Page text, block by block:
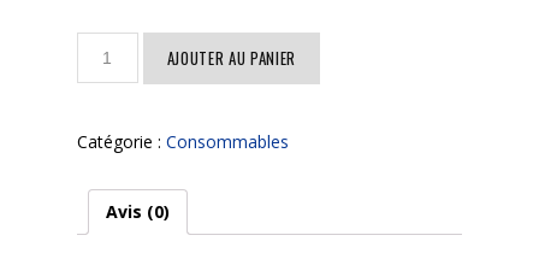
compte
rouge
125
AJOUTER AU PANIER
Catégorie : Consommables
Avis (0)